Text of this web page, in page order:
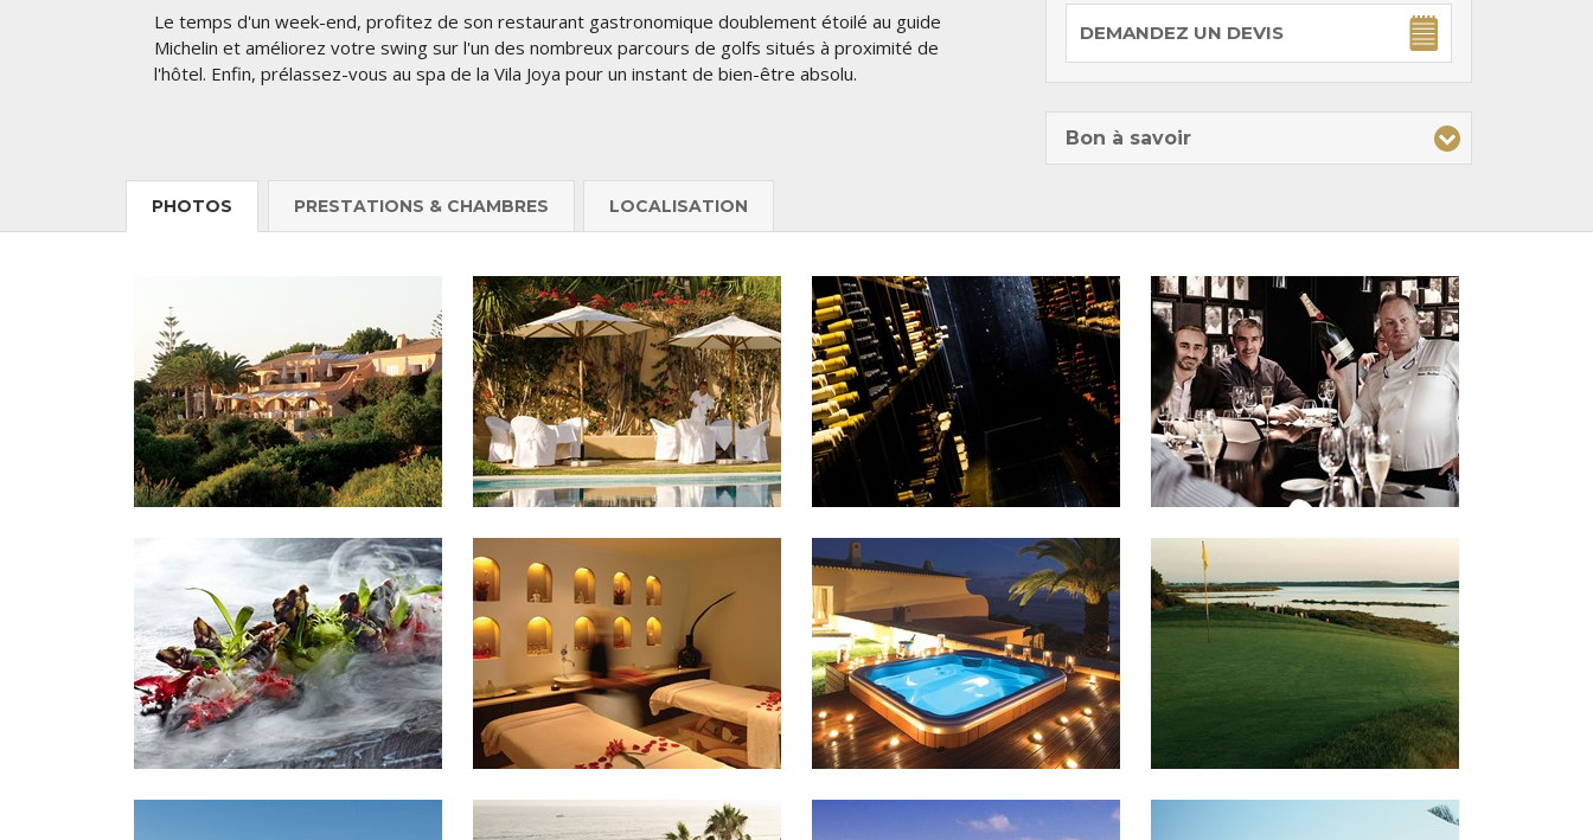
Le temps d'un week-end, profitez de son restaurant gastronomique doublement étoilé au guide
Michelin et améliorez votre swing sur l'un des nombreux parcours de golfs situés à proximité de
l'hôtel. Enfin, prélassez-vous au spa de la Vila Joya pour un instant de bien-être absolu.
DEMANDEZ UN DEVIS
Bon à savoir
PHOTOS PRESTATIONS & CHAMBRES LOCALISATION